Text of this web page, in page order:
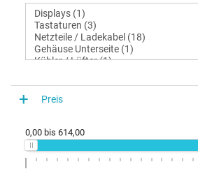
Preis
0,00 bis 614,00